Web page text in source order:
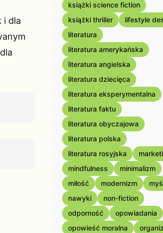
i dla
książki science fiction
książki thriller
lifestyle
literatura
literatura amerykańska
literatura angielska
literatura dziecięca
literatura eksperymentalna
literatura faktu
literatura obyczajowa
literatura polska
literatura rosyjska
mindfulness
minimalizm
miłość
modernizm
nawyki
non-fiction
odporność
opowiadania
opowieść moralna